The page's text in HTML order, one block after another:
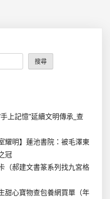
搜尋
上記憶”延續文明傳承_查
耀明】蓮池書院：被毛澤東
冠
（郝建文書篆系列找九宮格
甜心寶物查包養網買單（年